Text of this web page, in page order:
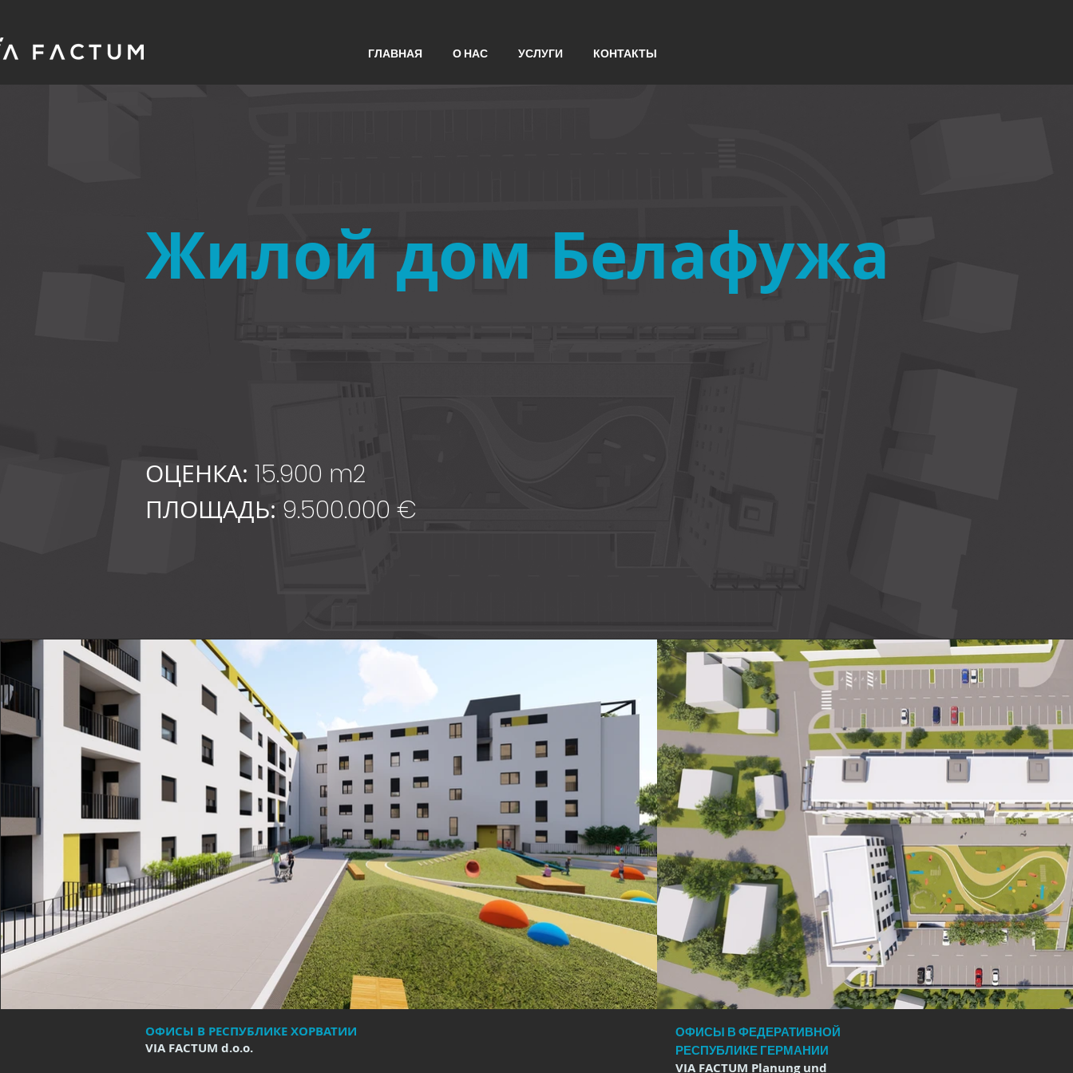
ГЛАВНАЯ О НАС УСЛУГИ КОНТАКТЫ
Жилой дом Белафужа
ОЦЕНКА: 15.900 m2
ПЛОЩАДЬ: 9.500.000 €
ОФИСЫ В РЕСПУБЛИКЕ ХОРВАТИИ
VIA FACTUM d.o.o.
ОФИСЫ В ФЕДЕРАТИВНОЙ
РЕСПУБЛИКЕ ГЕРМАНИИ
VIA FACTUM Planung und